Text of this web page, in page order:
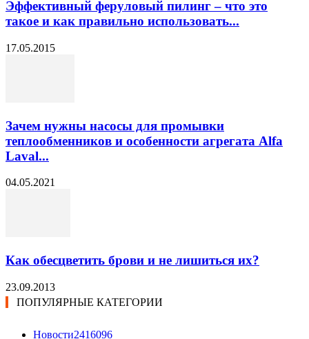
Эффективный феруловый пилинг – что это
такое и как правильно использовать...
17.05.2015
Зачем нужны насосы для промывки
теплообменников и особенности агрегата Alfa
Laval...
04.05.2021
Как обесцветить брови и не лишиться их?
23.09.2013
ПОПУЛЯРНЫЕ КАТЕГОРИИ
Новости2416096